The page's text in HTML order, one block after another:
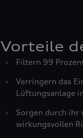
Vorteile
›
Filtern 99
›
Verringern das
Lüftungsanlage
›
Sorgen durch ihr
wirkungsvollen